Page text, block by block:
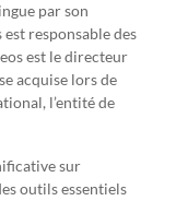
par son
responsable des
est le directeur
acquise lors de
l’entité de
sur
outils essentiels